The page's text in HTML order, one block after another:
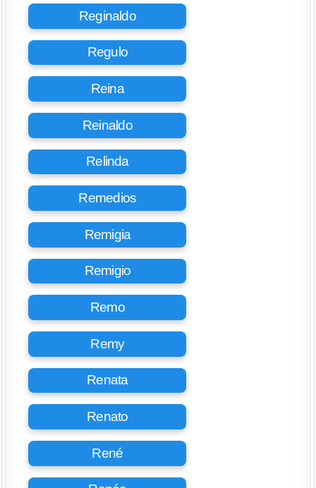
Reginaldo
Regulo
Reina
Reinaldo
Relinda
Remedios
Remigia
Remigio
Remo
Remy
Renata
Renato
René